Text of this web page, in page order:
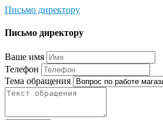
Письмо директору
Письмо директору
Ваше имя
Телефон
Тема обращения